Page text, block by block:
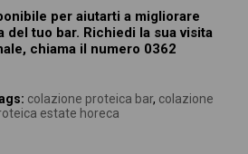
per aiutarti a migliorare
del tuo bar. Richiedi la sua visita
chiama il numero 0362
colazione proteica bar, colazione
estate horeca